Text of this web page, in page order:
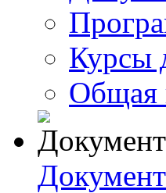
Курсы
Общая